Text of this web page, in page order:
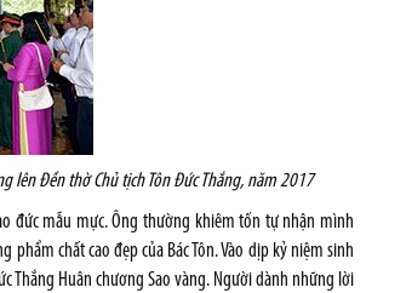
lên Đền thờ Chủ tịch Tôn Đức Thắng, năm 2017
đức mẫu mực. Ông thường khiêm tốn tự nhận mình
chất cao đẹp của Bác Tôn. Vào dịp kỷ niệm sinh
Thắng Huân chương Sao vàng. Người dành những lời